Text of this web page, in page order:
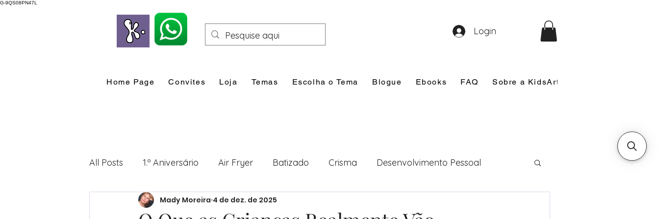
G-9QS08PN47L
Home Page Convites Loja Temas Escolha o Tema Blogue Ebooks FAQ Sobre a KidsArt
Login
All Posts 1.º Aniversário Air Fryer Batizado Crisma Desenvolvimento Pessoal
Desenvolvimento Profissional Festas
Mady Moreira 4 de dez. de 2025